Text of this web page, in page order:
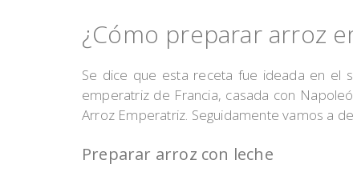
¿Cómo preparar arroz
Se dice que esta receta fue ideada en el
emperatriz de Francia, casada con
Arroz Emperatriz. Seguidamente vamos a
Preparar arroz con leche